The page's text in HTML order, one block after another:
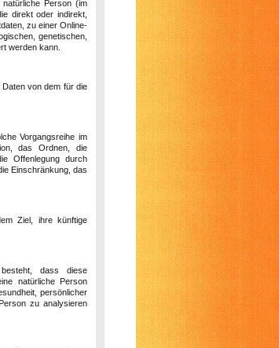
Person (im
direkt oder indirekt,
zu einer Online-
genetischen,
werden kann.
von dem für die
Vorgangsreihe im
das Ordnen, die
Offenlegung durch
Einschränkung, das
Ziel, ihre künftige
dass diese
natürliche Person
persönlicher
zu analysieren